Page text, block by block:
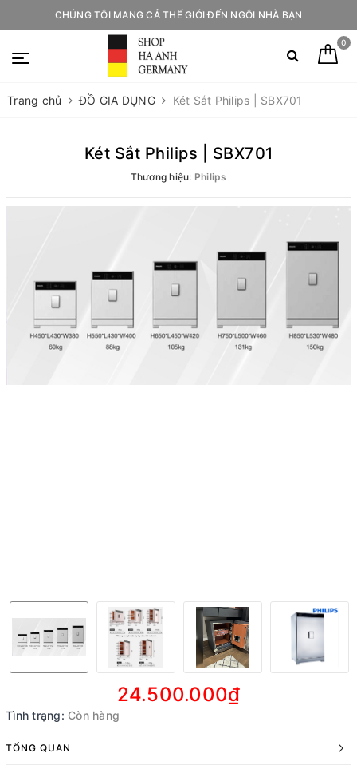
CHÚNG TÔI MANG CẢ THẾ GIỚI ĐẾN NGÔI NHÀ BẠN
0
Trang chủ ĐỒ GIA DỤNG Két Sắt Philips | SBX701
Két Sắt Philips | SBX701
Thương hiệu: Philips
24.500.000₫
Tình trạng: Còn hàng
TỔNG QUAN